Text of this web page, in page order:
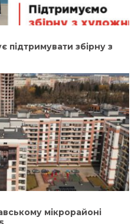
підтримувати збірну з
мікрорайоні